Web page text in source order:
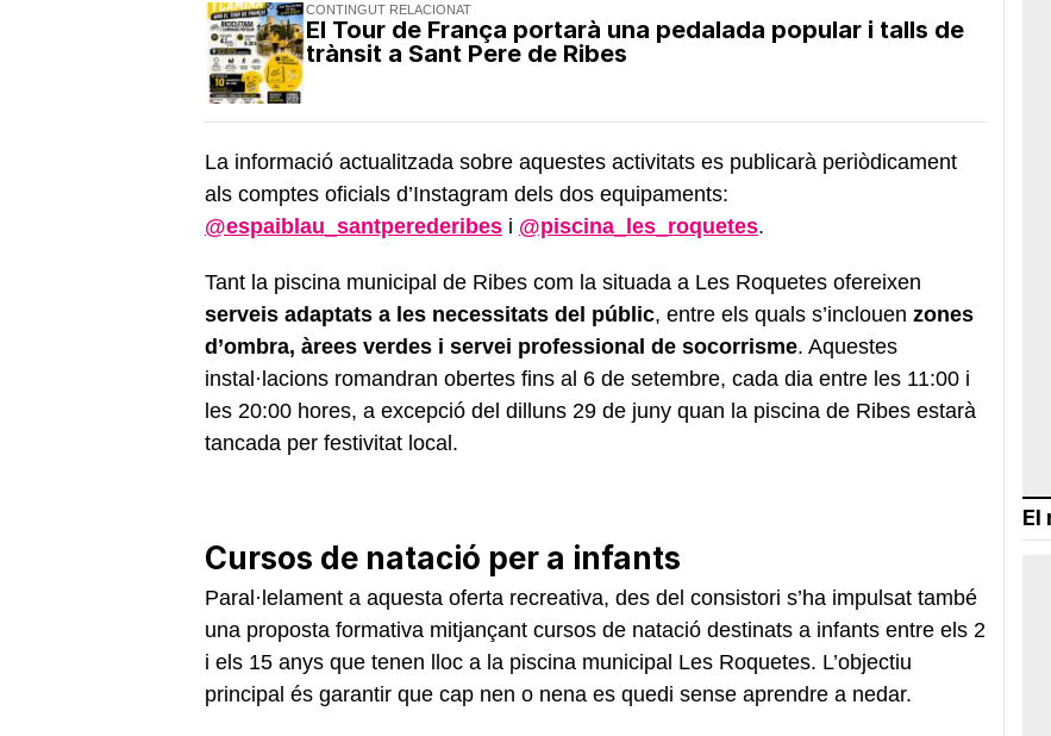
CONTINGUT RELACIONAT
El Tour de França portarà una pedalada popular i talls de
trànsit a Sant Pere de Ribes
La informació actualitzada sobre aquestes activitats es publicarà periòdicament
als comptes oficials d’Instagram dels dos equipaments:
@espaiblau_santperederibes i @piscina_les_roquetes.
Tant la piscina municipal de Ribes com la situada a Les Roquetes ofereixen
serveis adaptats a les necessitats del públic, entre els quals s’inclouen zones
d’ombra, àrees verdes i servei professional de socorrisme. Aquestes
instal·lacions romandran obertes fins al 6 de setembre, cada dia entre les 11:00 i
les 20:00 hores, a excepció del dilluns 29 de juny quan la piscina de Ribes estarà
tancada per festivitat local.
Cursos de natació per a infants
Paral·lelament a aquesta oferta recreativa, des del consistori s’ha impulsat també
una proposta formativa mitjançant cursos de natació destinats a infants entre els 2
i els 15 anys que tenen lloc a la piscina municipal Les Roquetes. L’objectiu
principal és garantir que cap nen o nena es quedi sense aprendre a nedar.
El